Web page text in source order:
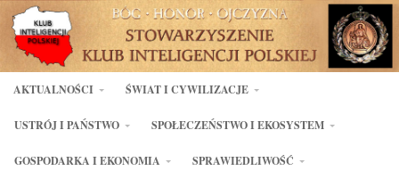
AKTUALNOŚCI ŚWIAT I CYWILIZACJE
USTRÓJ I PAŃSTWO SPOŁECZEŃSTWO I EKOSYSTEM
GOSPODARKA I EKONOMIA SPRAWIEDLIWOŚĆ